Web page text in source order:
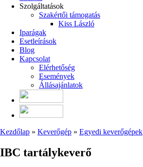
Szolgáltatások
Szakértői támogatás
Kiss László
Iparágak
Esetleírások
Blog
Kapcsolat
Elérhetőség
Események
Állásajánlatok
Kezdőlap » Keverőgép » Egyedi keverőgépek
IBC tartálykeverő